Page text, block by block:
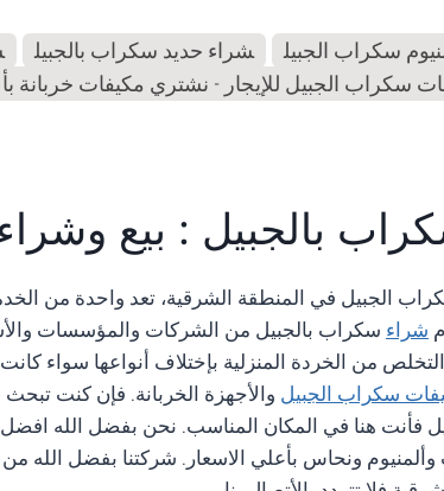
سكراب الجبيل شراء حديد سكراب بالجبيل
سكراب الجبيل للإيجار - نشتري مكيفات خربانة
بالجبيل : بيع
الجبيل في المنطقة الشرقية، تعد واحدة من
شراء سكراب بالجبيل من الشركات والمؤسسات
من الخردة المنزلية بإختلاف أنواعها سواء
سكراب الجبيل والأجهزة الخربانة. فإن كنت
فأنت هنا في المكان المناسب. نحن بفضل الله
ونحاس بأعلي الاسعار. شركتنا بفضل الله